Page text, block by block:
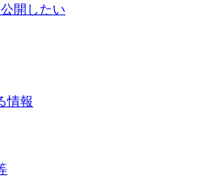
開したい
情報